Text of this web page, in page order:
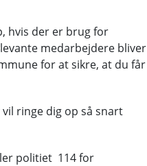
hvis der er brug for
medarbejdere bliver
for at sikre, at du får
ringe dig op så snart
politiet 114 for